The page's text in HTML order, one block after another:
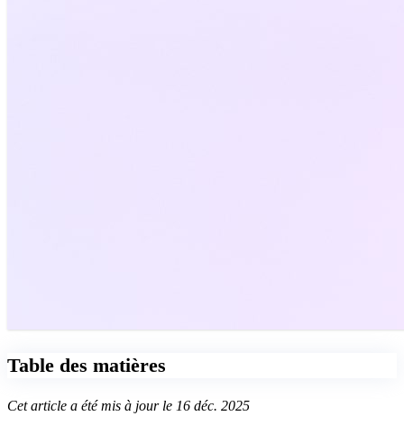
Table des matières
Cet article a été mis à jour le 16 déc. 2025